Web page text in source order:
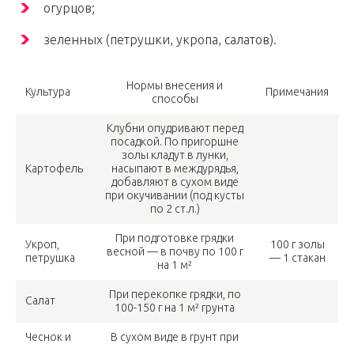
огурцов;
зеленных (петрушки, укропа, салатов).
Культура
Нормы внесения и
способы
Примечания
Картофель
Клубни опудривают перед
посадкой. По пригоршне
золы кладут в лунки,
насыпают в междурядья,
добавляют в сухом виде
при окучивании (под кусты
по 2 ст.л.)
Укроп,
петрушка
При подготовке грядки
весной — в почву по 100 г
на 1 м²
100 г золы
— 1 стакан
Салат
При перекопке грядки, по
100-150 г на 1 м² грунта
Чеснок и В сухом виде в грунт при